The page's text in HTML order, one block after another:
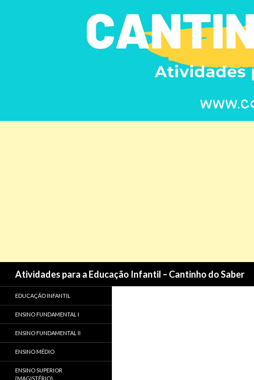
Atividades para a Educação Infantil – Cantinho do Saber
EDUCAÇÃO INFANTIL
ENSINO FUNDAMENTAL I
ENSINO FUNDAMENTAL II
ENSINO MÉDIO
ENSINO SUPERIOR
(MAGISTÉRIO)